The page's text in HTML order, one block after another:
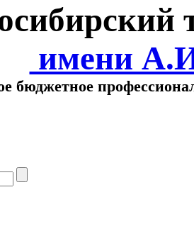
имени
бюджетное